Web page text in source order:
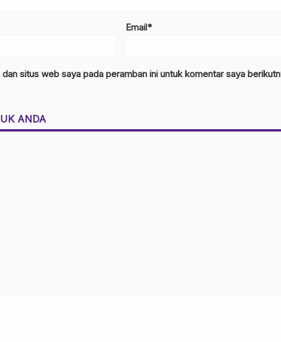
Email*
dan situs web saya pada peramban ini untuk komentar saya
ANDA